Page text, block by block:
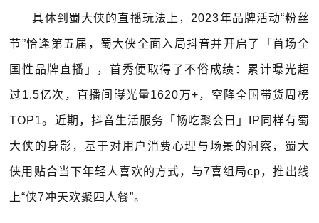
具体到蜀大侠的直播玩法上，2023年品牌活动“粉丝
节”恰逢第五届，蜀大侠全面入局抖音并开启了「首场全
国性品牌直播」，首秀便取得了不俗成绩：累计曝光超
过1.5亿次，直播间曝光量1620万+，空降全国带货周榜
TOP1。近期，抖音生活服务「畅吃聚会日」IP同样有蜀
大侠的身影，基于对用户消费心理与场景的洞察，蜀大
侠用贴合当下年轻人喜欢的方式，与7喜组局cp，推出线
上“侠7冲天欢聚四人餐”。